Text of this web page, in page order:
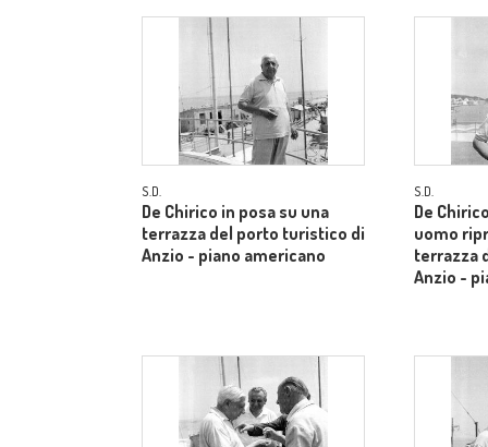
S.D.
De Chirico in posa su una
terrazza del porto turistico di
Anzio - piano americano
S.D.
De
uomo
terrazza
Anzio -